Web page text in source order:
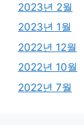
2023년 2월
2023년 1월
2022년 12월
2022년 10월
2022년 7월